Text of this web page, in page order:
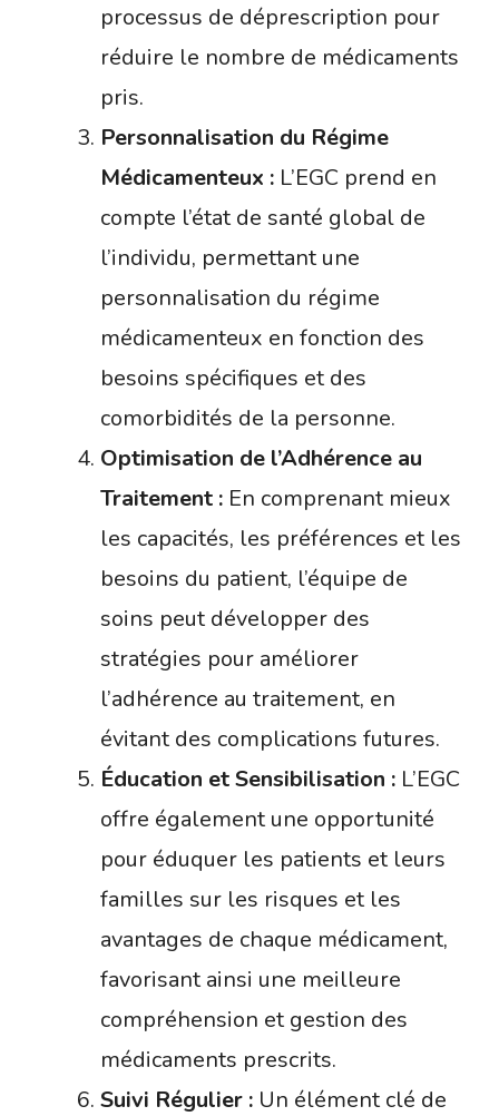
processus de déprescription pour
réduire le nombre de médicaments
pris.
Personnalisation du Régime
Médicamenteux : L’EGC prend en
compte l’état de santé global de
l’individu, permettant une
personnalisation du régime
médicamenteux en fonction des
besoins spécifiques et des
comorbidités de la personne.
Optimisation de l’Adhérence au
Traitement : En comprenant mieux
les capacités, les préférences et les
besoins du patient, l’équipe de
soins peut développer des
stratégies pour améliorer
l’adhérence au traitement, en
évitant des complications futures.
Éducation et Sensibilisation : L’EGC
offre également une opportunité
pour éduquer les patients et leurs
familles sur les risques et les
avantages de chaque médicament,
favorisant ainsi une meilleure
compréhension et gestion des
médicaments prescrits.
Suivi Régulier : Un élément clé de